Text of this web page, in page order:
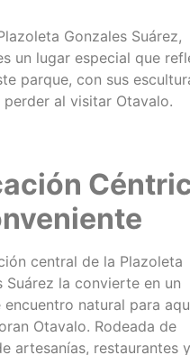
Gonzales Suárez,
un lugar especial que
parque, con sus
al visitar Otavalo.
central de la Plazoleta
Suárez la convierte en un
encuentro natural para
Otavalo. Rodeada de
artesanías, restaurantes y